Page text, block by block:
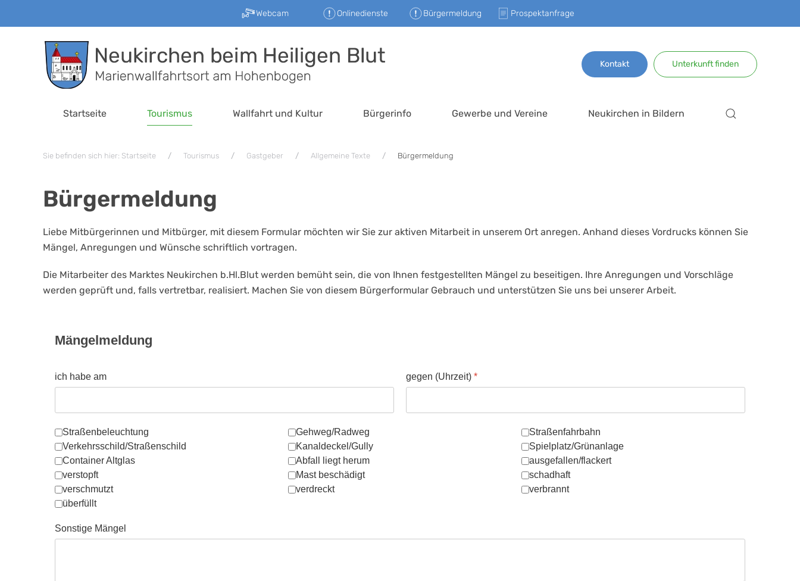
Zum Hauptinhalt springen
Webcam Onlinedienste Bürgermeldung Prospektanfrage
Kontakt Unterkunft finden
Startseite Tourismus Wallfahrt und Kultur Bürgerinfo Gewerbe und Vereine Neukirchen in Bildern
Sie befinden sich hier: Startseite Tourismus Gastgeber Allgemeine Texte Bürgermeldung
Bürgermeldung
Liebe Mitbürgerinnen und Mitbürger, mit diesem Formular möchten wir Sie zur aktiven Mitarbeit in unserem Ort anregen. Anhand dieses Vordrucks können Sie
Mängel, Anregungen und Wünsche schriftlich vortragen.
Die Mitarbeiter des Marktes Neukirchen b.Hl.Blut werden bemüht sein, die von Ihnen festgestellten Mängel zu beseitigen. Ihre Anregungen und Vorschläge
werden geprüft und, falls vertretbar, realisiert. Machen Sie von diesem Bürgerformular Gebrauch und unterstützen Sie uns bei unserer Arbeit.
Mängelmeldung
ich habe am gegen (Uhrzeit) *
folgende Mängel festgestellt:
Straßenbeleuchtung Gehweg/Radweg
Straßenfahrbahn
Verkehrsschild/Straßenschild
Kanaldeckel/Gully
Spielplatz/Grünanlage
Container Altglas
Abfall liegt herum
ausgefallen/flackert
verstopft
Mast beschädigt
schadhaft
verschmutzt
verdreckt
verbrannt
überfüllt
Sonstige Mängel